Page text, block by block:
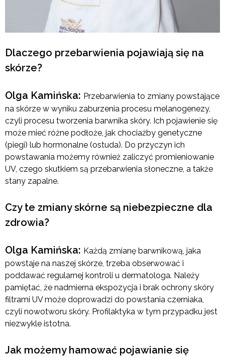
Dlaczego przebarwienia pojawiają się na
skórze?
Olga Kamińska: Przebarwienia to zmiany powstające
na skórze w wyniku zaburzenia procesu melanogenezy,
czyli procesu tworzenia barwnika skóry. Ich pojawienie się
może mieć różne podłoże, jak chociażby genetyczne
(piegi) lub hormonalne (ostuda). Do przyczyn ich
powstawania możemy również zaliczyć promieniowanie
UV, czego skutkiem są przebarwienia słoneczne, a także
stany zapalne.
Czy te zmiany skórne są niebezpieczne dla
zdrowia?
Olga Kamińska: Każdą zmianę barwnikową, jaka
powstaje na naszej skórze, trzeba obserwować i
poddawać regularnej kontroli u dermatologa. Należy
pamiętać, że nadmierna ekspozycja i brak ochrony skóry
filtrami UV może doprowadzi do powstania czerniaka,
czyli nowotworu skóry. Profilaktyka w tym przypadku jest
niezwykle istotna.
Jak możemy hamować pojawianie się